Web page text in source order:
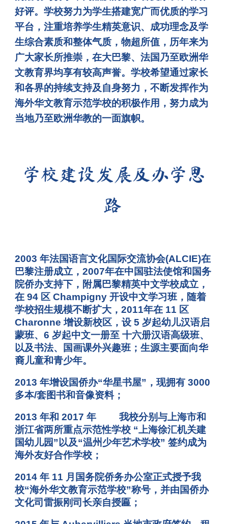
好评。学校努力为学生搭建宽广而优质的学习
平台，注重培养学生精英意识、成功理念及学
生综合素质和整体气质，物超所值，历年来为
广大家长所推崇，在大巴黎、法国乃至欧洲华
文教育界均享有较高声誉。学校希望通过家长
和各界的持续支持及自身努力，不断发挥作为
海外华文教育示范学校的积极作用，努力成为
当地乃至欧洲华教的一面旗帜。
学校建设发展及办学思
路
2003 年法国语言文化国际交流协会(ALCIE)在
巴黎注册成立，2007年在中国驻法使馆和国务
院侨办支持下，附属巴黎精英中文学校成立，
在 94 区 Champigny 开设中文学习班，随着
学校招生规模不断扩大，2011年在 11 区
Charonne 增设新校区，设 5 岁起幼儿汉语启
蒙班、6 岁起中文一册至 十六册汉语高级班、
以及书法、国画课外兴趣班；生源主要面向华
裔儿童和青少年。
2013 年增设国侨办“华星书屋”，现拥有 3000
多本/套图书和音像资料；
2013 年和 2017 年
我校分别与上海市和
浙江省两所重点示范性学校 “上海徐汇机关建
国幼儿园”以及“温州少年艺术学校” 签约成为
海外友好合作学校；
2014 年 11 月国务院侨务办公室正式授予我
校“海外华文教育示范学校”称号，并由国侨办
文化司雷振刚司长亲自授匾；